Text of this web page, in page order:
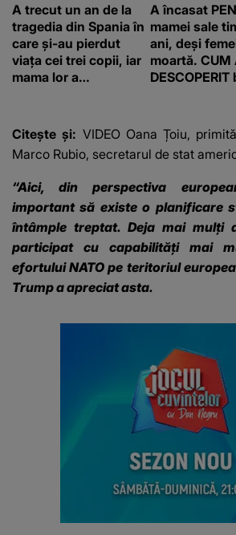
A trecut un an de la
tragedia din Spania în
care și-au pierdut
viața cei trei copii, iar
mama lor a…
A încasat
mamei sale
ani, deși
moartă. CUM
banii
E COLOSALĂ
Citește și: VIDEO Oana Țoiu,
Marco Rubio, secretarul de stat
“Aici, din perspectiva
important să existe o planificare
întâmple treptat. Deja mai mulți
participat cu capabilități mai
efortului NATO pe teritoriul
Trump a apreciat asta.